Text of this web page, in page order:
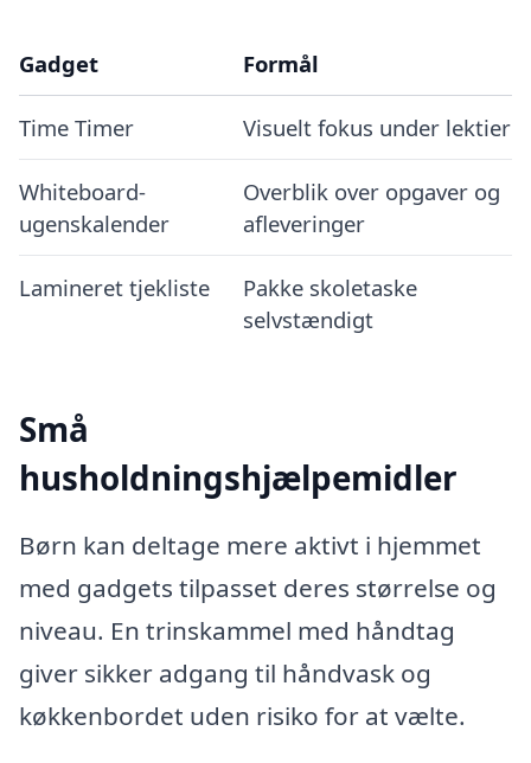
Gadget Formål
Time Timer Visuelt fokus under lektier
Whiteboard-
ugenskalender
Overblik over opgaver og
afleveringer
Lamineret tjekliste
Pakke skoletaske
selvstændigt
Små
husholdningshjælpemidler
Børn kan deltage mere aktivt i hjemmet
med gadgets tilpasset deres størrelse og
niveau. En trinskammel med håndtag
giver sikker adgang til håndvask og
køkkenbordet uden risiko for at vælte.